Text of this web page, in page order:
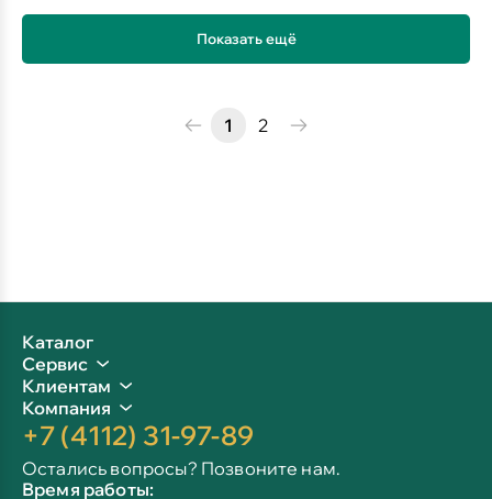
Показать ещё
1 2
Каталог
Сервис
Клиентам
Компания
+7 (4112) 31-97-89
Остались вопросы? Позвоните нам.
Время работы: